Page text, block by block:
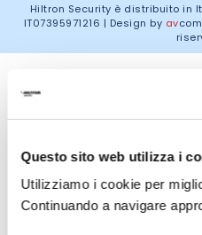
Questo sito web utilizza i
Utilizziamo i cookie per
Continuando a navigare
Hiltron Security è distribuito in
IT07395971216 | Design by av